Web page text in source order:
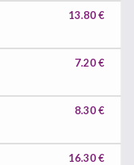
13.80 €
7.20 €
8.30 €
16.30 €